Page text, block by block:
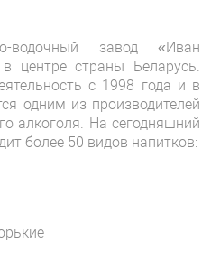
водочный завод «Иван
центре страны Беларусь.
с 1998 года и в
одним из производителей
алкоголя. На сегодняшний
более 50 видов напитков: